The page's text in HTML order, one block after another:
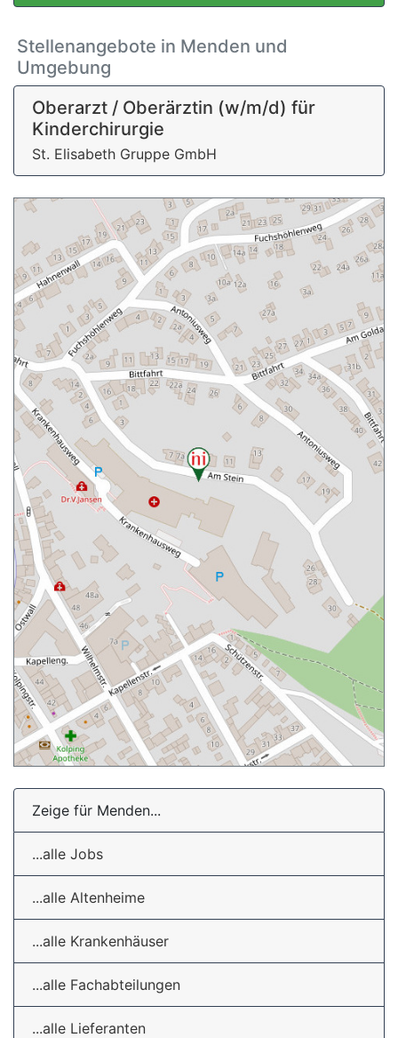
Stellenangebote in Menden und
Umgebung
Oberarzt / Oberärztin (w/m/d) für
Kinderchirurgie
St. Elisabeth Gruppe GmbH
Zeige für Menden...
...alle Jobs
...alle Altenheime
...alle Krankenhäuser
...alle Fachabteilungen
...alle Lieferanten